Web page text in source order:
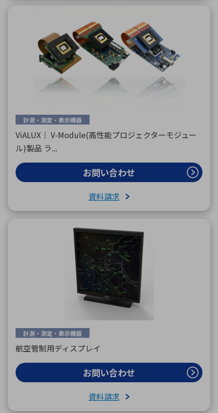
計測・測定・表示機器
ViALUX｜ V-Module(高性能プロジェクターモジュー
ル)製品 ラ...
お問い合わせ
資料請求
計測・測定・表示機器
航空管制用ディスプレイ
お問い合わせ
資料請求